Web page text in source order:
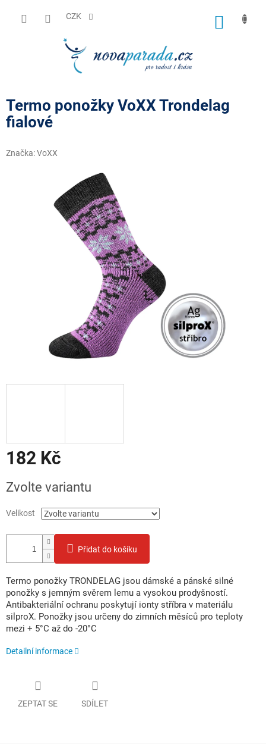
CZK
Termo ponožky VoXX Trondelag
fialové
Značka:VoXX
182 Kč
cena:
Zvolte variantu
Velikost
Přidat do košíku
Termo ponožky TRONDELAG jsou dámské a pánské silné
ponožky s jemným svěrem lemu a vysokou prodyšností.
Antibakteriální ochranu poskytují ionty stříbra v materiálu
silproX. Ponožky jsou určeny do zimních měsíců pro teploty
mezi + 5°C až do -20°C
Detailní informace
ZEPTAT SE SDÍLET